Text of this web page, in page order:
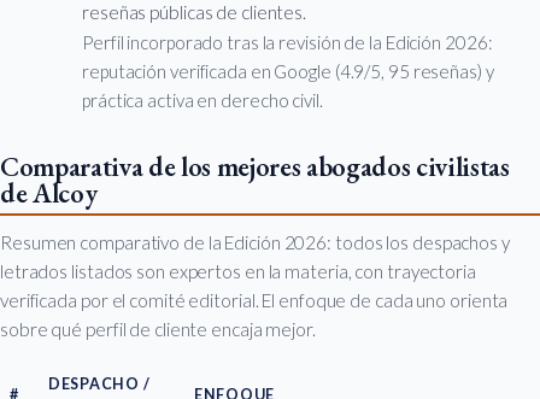
reseñas públicas de clientes.
Perfil incorporado tras la revisión de la Edición 2026:
reputación verificada en Google (4.9/5, 95 reseñas) y
práctica activa en derecho civil.
Comparativa de los mejores abogados civilistas
de Alcoy
Resumen comparativo de la Edición 2026: todos los despachos y
letrados listados son expertos en la materia, con trayectoria
verificada por el comité editorial. El enfoque de cada uno orienta
sobre qué perfil de cliente encaja mejor.
#
DESPACHO /
ENFOQUE